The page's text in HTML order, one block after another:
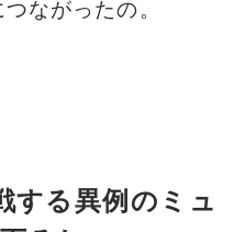
ながったの。
する異例のミュ